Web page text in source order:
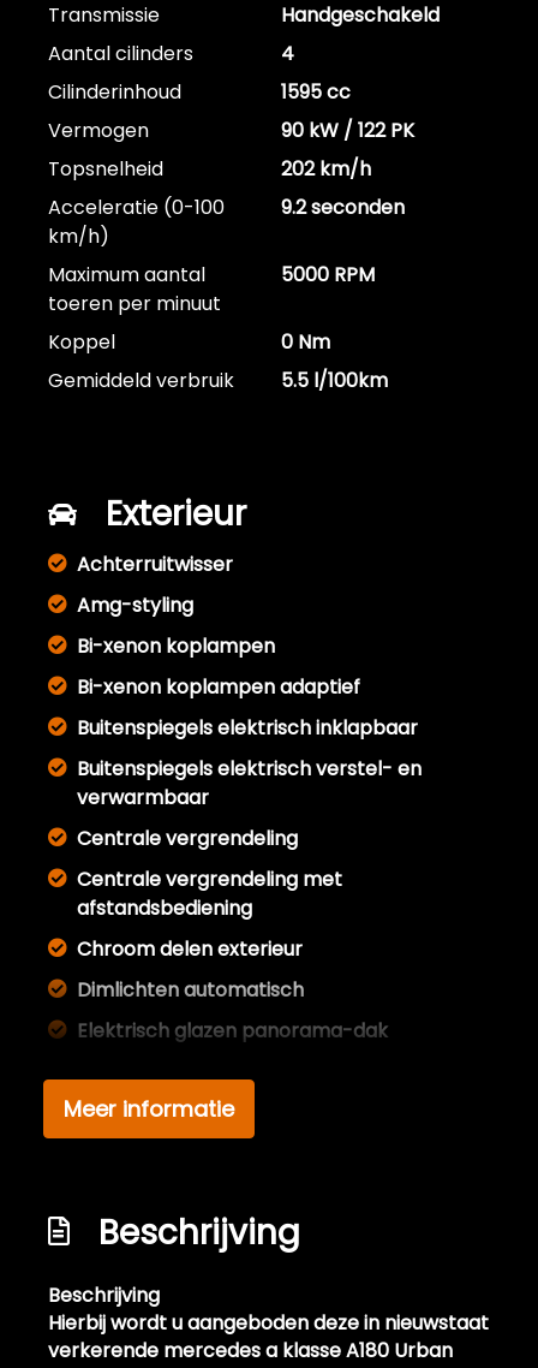
Transmissie
Handgeschakeld
Aantal cilinders
4
Cilinderinhoud
1595 cc
Vermogen
90 kW / 122 PK
Topsnelheid
202 km/h
Acceleratie (0-100
km/h)
9.2 seconden
Maximum aantal
toeren per minuut
5000 RPM
Koppel
0 Nm
Gemiddeld verbruik
5.5 l/100km
Exterieur
Achterruitwisser
Amg-styling
Bi-xenon koplampen
Bi-xenon koplampen adaptief
Buitenspiegels elektrisch inklapbaar
Buitenspiegels elektrisch verstel- en
verwarmbaar
Centrale vergrendeling
Centrale vergrendeling met
afstandsbediening
Chroom delen exterieur
Dimlichten automatisch
Elektrisch glazen panorama-dak
Getint glas
Koplampen adaptief
Led dagrijverlichting
Lichtmetalen velgen 17"
Meer informatie
Beschrijving
Beschrijving
Hierbij wordt u aangeboden deze in nieuwstaat
verkerende mercedes a klasse A180 Urban